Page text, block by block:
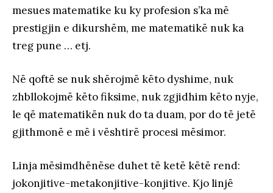
mesues matematike ku ky profesion s’ka më
prestigjin e dikurshëm, me matematikë nuk ka
treg pune … etj.
Në qoftë se nuk shërojmë këto dyshime, nuk
zhbllokojmë këto fiksime, nuk zgjidhim këto nyje,
le që matematikën nuk do ta duam, por do të jetë
gjithmonë e më i vështirë procesi mësimor.
Linja mësimdhënëse duhet të ketë këtë rend:
jokonjitive-metakonjitive-konjitive. Kjo linjë